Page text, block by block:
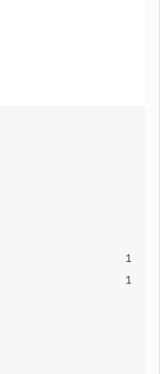
1
1